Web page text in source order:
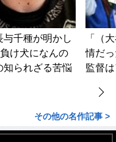
千種が明かし
け犬になんの
知られざる苦悩
「（
情だ
監督
その他の名作記事 >